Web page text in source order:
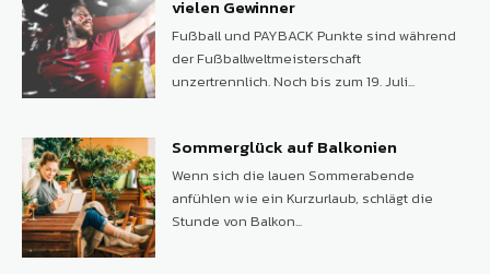
vielen Gewinner
Fußball und PAYBACK Punkte sind während
der Fußballweltmeisterschaft
unzertrennlich. Noch bis zum 19. Juli...
Sommerglück auf Balkonien
Wenn sich die lauen Sommerabende
anfühlen wie ein Kurzurlaub, schlägt die
Stunde von Balkon...